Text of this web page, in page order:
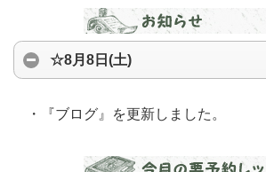
☆8月8日(土)
・『ブログ』を更新しました。